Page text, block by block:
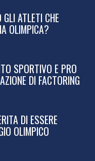
ATLETI CHE
OLIMPICA?
SPORTIVO E PRO
DI FACTORING
DI ESSERE
OLIMPICO